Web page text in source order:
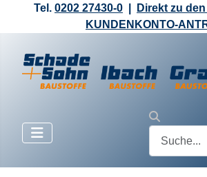
Tel. 0202 27430-0 Direkt zu
KUNDENKONTO-